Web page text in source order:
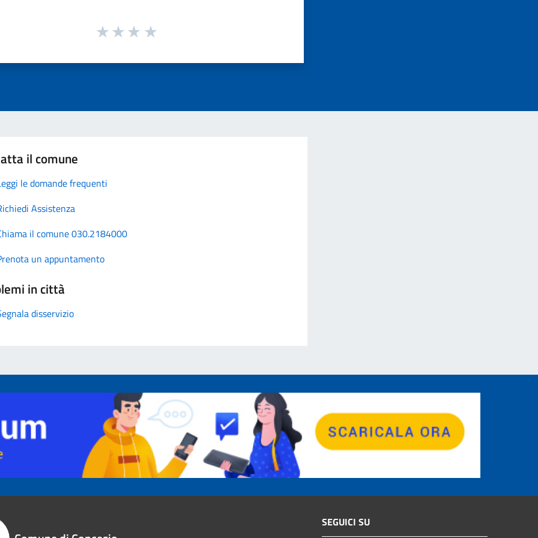
il comune
le domande frequenti
Assistenza
il comune 030.2184000
un appuntamento
in città
disservizio
SEGUICI SU